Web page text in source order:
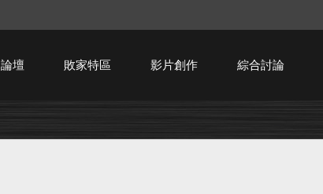
論壇 敗家特區 影片創作 綜合討論